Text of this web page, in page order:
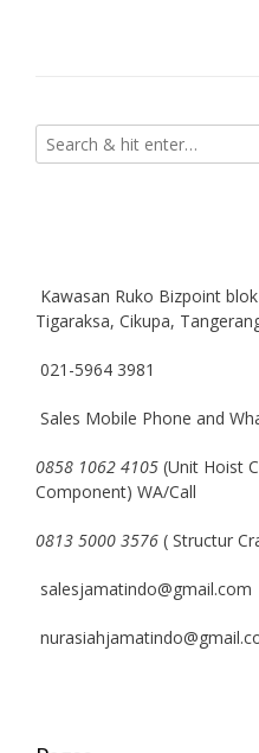
Kawasan Ruko Bizpoint
Tigaraksa, Cikupa,
021-5964 3981
Sales Mobile Phone and
0858 1062 4105 (Unit Hoist
Component) WA/Call
0813 5000 3576 ( Structur
salesjamatindo@gmail.com